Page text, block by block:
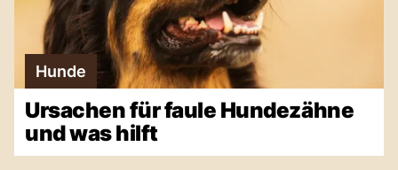
Hunde
Ursachen für faule Hundezähne
und was hilft